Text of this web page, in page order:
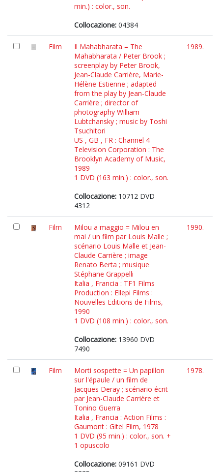
min.) : color., son.
Collocazione: 04384
Film
Il Mahabharata = The
Mahabharata / Peter Brook ;
screenplay by Peter Brook,
Jean-Claude Carrière, Marie-
Hélène Estienne ; adapted
from the play by Jean-Claude
Carrière ; director of
photography William
Lubtchansky ; music by Toshi
Tsuchitori
US , GB , FR : Channel 4
Television Corporation : The
Brooklyn Academy of Music,
1989
1 DVD (163 min.) : color., son.
Collocazione: 10712 DVD
4312
1989.
Film
Milou a maggio = Milou en
mai / un film par Louis Malle ;
scénario Louis Malle et Jean-
Claude Carrière ; image
Renato Berta ; musique
Stéphane Grappelli
Italia , Francia : TF1 Films
Production : Ellepi Films :
Nouvelles Editions de Films,
1990
1 DVD (108 min.) : color., son.
Collocazione: 13960 DVD
7490
1990.
Film
Morti sospette = Un papillon
sur l'épaule / un film de
Jacques Deray ; scénario écrit
par Jean-Claude Carrière et
Tonino Guerra
Italia , Francia : Action Films :
Gaumont : Gitel Film, 1978
1 DVD (95 min.) : color., son. +
1 opuscolo
Collocazione: 09161 DVD
1978.